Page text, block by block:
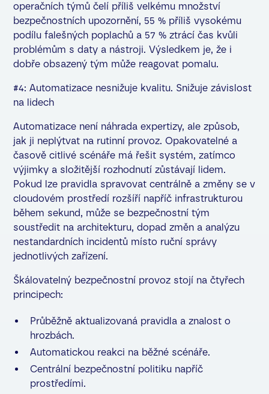
operačních týmů čelí příliš velkému množství
bezpečnostních upozornění, 55 % příliš vysokému
podílu falešných poplachů a 57 % ztrácí čas kvůli
problémům s daty a nástroji. Výsledkem je, že i
dobře obsazený tým může reagovat pomalu.
#4: Automatizace nesnižuje kvalitu. Snižuje závislost
na lidech
Automatizace není náhrada expertizy, ale způsob,
jak ji neplýtvat na rutinní provoz. Opakovatelné a
časově citlivé scénáře má řešit systém, zatímco
výjimky a složitější rozhodnutí zůstávají lidem.
Pokud lze pravidla spravovat centrálně a změny se v
cloudovém prostředí rozšíří napříč infrastrukturou
během sekund, může se bezpečnostní tým
soustředit na architekturu, dopad změn a analýzu
nestandardních incidentů místo ruční správy
jednotlivých zařízení.
Škálovatelný bezpečnostní provoz stojí na čtyřech
principech:
Průběžně aktualizovaná pravidla a znalost o
hrozbách.
Automatickou reakci na běžné scénáře.
Centrální bezpečnostní politiku napříč
prostředími.